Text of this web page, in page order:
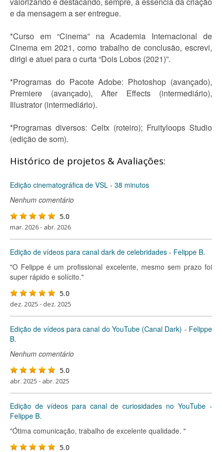
e da mensagem a ser entregue.
*Curso em “Cinema” na Academia Internacional de
Cinema em 2021, como trabalho de conclusão, escrevi,
dirigi e atuei para o curta “Dois Lobos (2021)”.
*Programas do Pacote Adobe: Photoshop (avançado),
Premiere (avançado), After Effects (intermediário),
Illustrator (intermediário).
*Programas diversos: Celtx (roteiro); Fruityloops Studio
(edição de som).
Histórico de projetos & Avaliações:
Edição cinematográfica de VSL - 38 minutos
Nenhum comentário
5.0
mar. 2026 - abr. 2026
Edição de vídeos para canal dark de celebridades - Felippe B.
"O Felippe é um profissional excelente, mesmo sem prazo foi
super rápido e solícito."
5.0
dez. 2025 - dez. 2025
Edição de vídeos para canal do YouTube (Canal Dark) - Felippe
B.
Nenhum comentário
5.0
abr. 2025 - abr. 2025
Edição de vídeos para canal de curiosidades no YouTube -
Felippe B.
"Ótima comunicação, trabalho de excelente qualidade. "
5.0